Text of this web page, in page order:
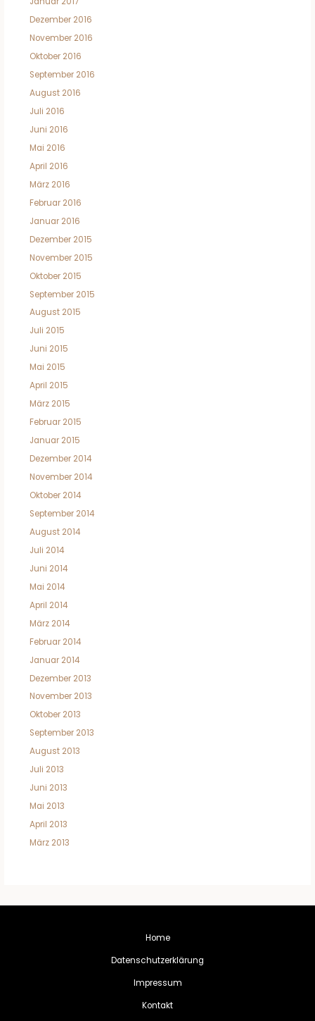
Dezember 2016
November 2016
Oktober 2016
September 2016
August 2016
Juli 2016
Juni 2016
Mai 2016
April 2016
März 2016
Februar 2016
Januar 2016
Dezember 2015
November 2015
Oktober 2015
September 2015
August 2015
Juli 2015
Juni 2015
Mai 2015
April 2015
März 2015
Februar 2015
Januar 2015
Dezember 2014
November 2014
Oktober 2014
September 2014
August 2014
Juli 2014
Juni 2014
Mai 2014
April 2014
März 2014
Februar 2014
Januar 2014
Dezember 2013
November 2013
Oktober 2013
September 2013
August 2013
Juli 2013
Juni 2013
Mai 2013
April 2013
März 2013
Home
Datenschutzerklärung
Impressum
Kontakt